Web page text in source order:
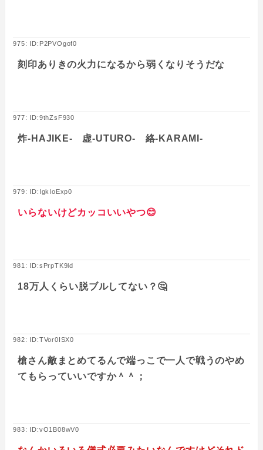
975: ID:P2PVOgof0
刻印ありきの火力になるから弱くなりそうだな
977: ID:9thZsF930
炸-HAJIKE- 虚-UTURO- 絡-KARAMI-
979: ID:IgkIoExp0
いらないけどカッコいいやつ😊
981: ID:sPrpTK9ld
18万人くらい脱ブルしてない？🤔
982: ID:TVor0ISX0
槍さん敵まとめてるんで端っこで一人で戦うのやめ
てもらっていいですか＾＾；
983: ID:vO1B08wV0